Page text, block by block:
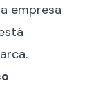
empresa